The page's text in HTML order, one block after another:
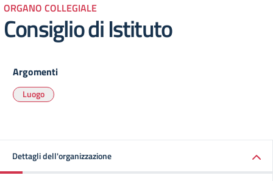
ORGANO COLLEGIALE
Consiglio di Istituto
Argomenti
Luogo
Dettagli dell'organizzazione